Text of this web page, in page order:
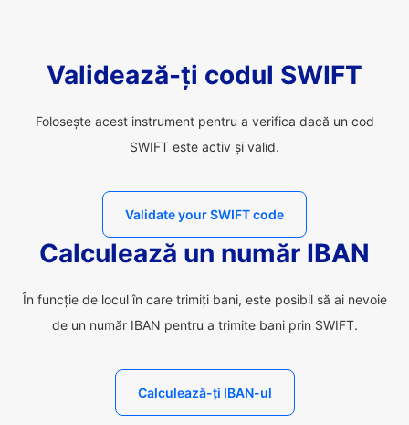
Validează-ți codul SWIFT
Folosește acest instrument pentru a verifica dacă un cod
SWIFT este activ și valid.
Validate your SWIFT code
Calculează un număr IBAN
În funcție de locul în care trimiți bani, este posibil să ai nevoie
de un număr IBAN pentru a trimite bani prin SWIFT.
Calculează-ți IBAN-ul